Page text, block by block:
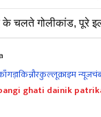
के चलते गोलीकांड, पूरे
किन्नौरकुल्लूक्राइम न्यूज
ghati dainik